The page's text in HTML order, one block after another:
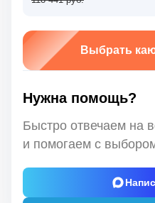
Выбрать
Нужна помощь?
Быстро отвечаем на
и помогаем с